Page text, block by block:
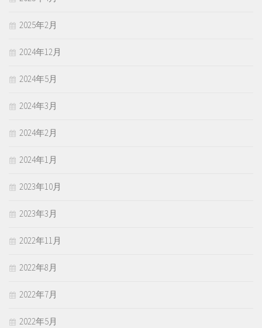
2025年2月
2024年12月
2024年5月
2024年3月
2024年2月
2024年1月
2023年10月
2023年3月
2022年11月
2022年8月
2022年7月
2022年5月